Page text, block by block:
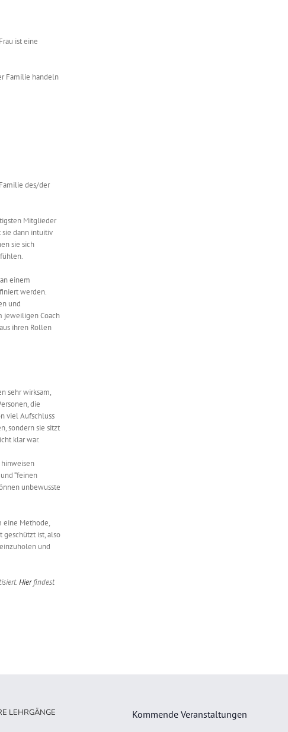
ist eine
Familie handeln
des/der
Mitglieder
sie dann intuitiv
sie sich
einem
werden.
und
jeweiligen Coach
ihren Rollen
sehr wirksam,
die
viel Aufschluss
sondern sie sitzt
klar war.
“feinen
unbewusste
eine Methode,
geschützt ist, also
und
Hierfindest
LEHRGÄNGE Kommende Veranstaltungen